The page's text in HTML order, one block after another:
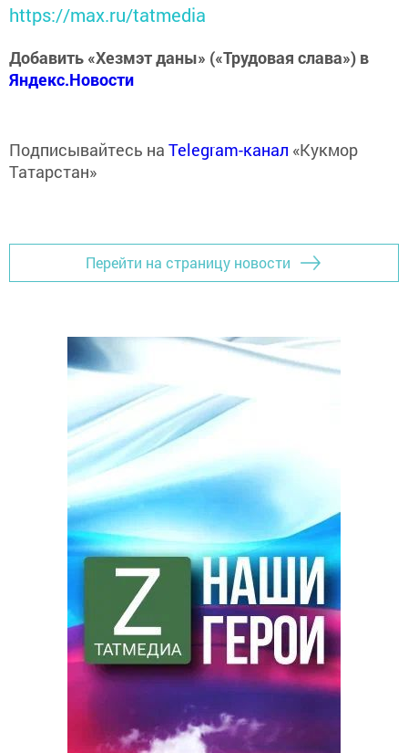
https://max.ru/tatmedia
Добавить «Хезмэт даны» («Трудовая слава») в
Яндекс.Новости
Подписывайтесь на Telegram-канал «Кукмор
Татарстан»
Перейти на страницу новости